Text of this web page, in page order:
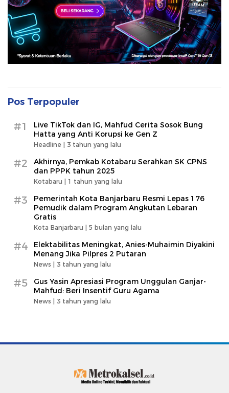
Pos Terpopuler
#1
Live TikTok dan IG, Mahfud Cerita Sosok Bung
Hatta yang Anti Korupsi ke Gen Z
Headline | 3 tahun yang lalu
#2
Akhirnya, Pemkab Kotabaru Serahkan SK CPNS
dan PPPK tahun 2025
Kotabaru | 1 tahun yang lalu
#3
Pemerintah Kota Banjarbaru Resmi Lepas 176
Pemudik dalam Program Angkutan Lebaran
Gratis
Kota Banjarbaru | 5 bulan yang lalu
#4
Elektabilitas Meningkat, Anies-Muhaimin Diyakini
Menang Jika Pilpres 2 Putaran
News | 3 tahun yang lalu
#5
Gus Yasin Apresiasi Program Unggulan Ganjar-
Mahfud: Beri Insentif Guru Agama
News | 3 tahun yang lalu